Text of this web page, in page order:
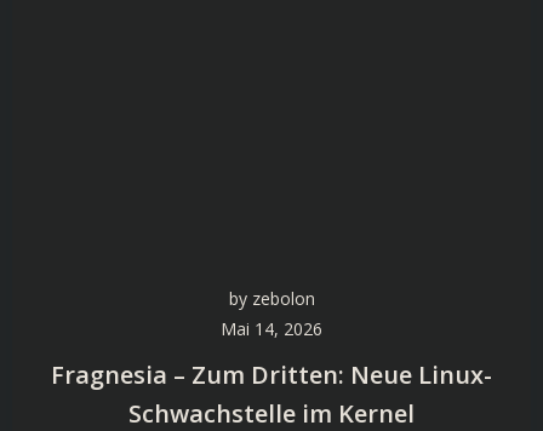
by zebolon
Mai 14, 2026
Fragnesia – Zum Dritten: Neue Linux-
Schwachstelle im Kernel